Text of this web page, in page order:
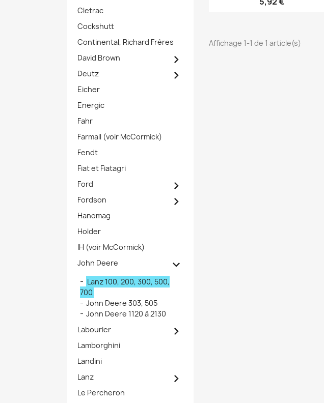
Cletrac
Cockshutt
Continental, Richard Frères
David Brown

Deutz 
Eicher
Energic
Fahr
Farmall (voir McCormick)
Fendt
Fiat et Fiatagri
Ford

Fordson 
Hanomag
Holder
IH (voir McCormick)
John Deere

Lanz 100, 200, 300, 500,
700
John Deere 303, 505
John Deere 1120 à 2130
Labourier

Lamborghini
Landini
Lanz

Le Percheron
Affichage 1-1 de 1 article(s)